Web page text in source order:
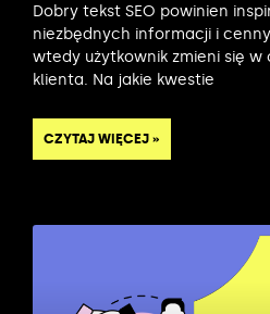
Dobry tekst SEO powinien
niezbędnych informacji i
wtedy użytkownik zmieni się
klienta. Na jakie kwestie
CZYTAJ WIĘCEJ »